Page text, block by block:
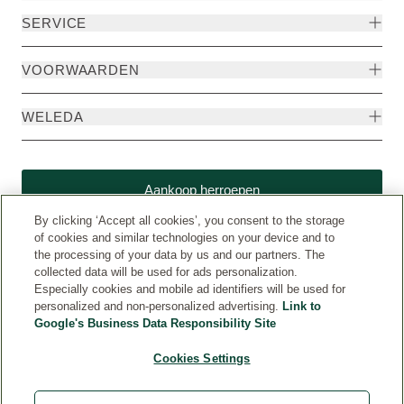
SERVICE
VOORWAARDEN
WELEDA
Aankoop herroepen
Weleda International (www.weleda.com) © Weleda 2026
By clicking ‘Accept all cookies’, you consent to the storage
of cookies and similar technologies on your device and to
the processing of your data by us and our partners. The
collected data will be used for ads personalization.
Especially cookies and mobile ad identifiers will be used for
personalized and non-personalized advertising. Link to
Google's Business Data Responsibility Site
Cookies Settings